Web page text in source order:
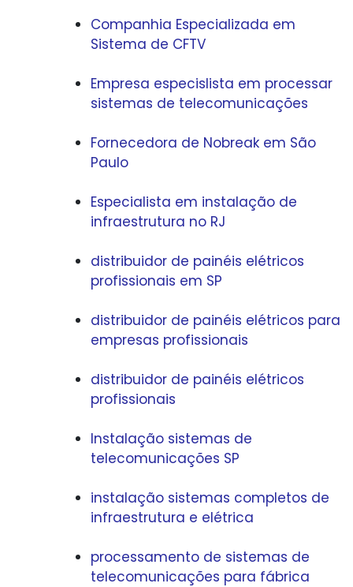
Companhia Especializada em
Sistema de CFTV
Empresa especislista em processar
sistemas de telecomunicações
Fornecedora de Nobreak em São
Paulo
Especialista em instalação de
infraestrutura no RJ
distribuidor de painéis elétricos
profissionais em SP
distribuidor de painéis elétricos para
empresas profissionais
distribuidor de painéis elétricos
profissionais
Instalação sistemas de
telecomunicações SP
instalação sistemas completos de
infraestrutura e elétrica
processamento de sistemas de
telecomunicações para fábrica